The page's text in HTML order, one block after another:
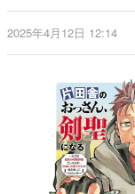
日本
画です。
日本
ルを網
解説を
若ゲ
『うつ
一先生
2025年4月12日 12:14